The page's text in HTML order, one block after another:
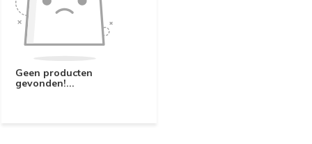
Geen producten
gevonden!...